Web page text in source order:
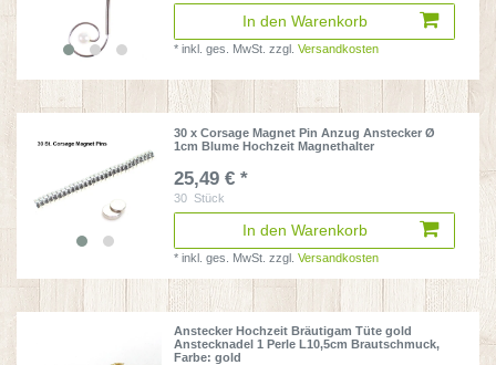
In den Warenkorb
*inkl. ges. MwSt. zzgl.Versandkosten
30 x Corsage Magnet Pin Anzug Anstecker Ø
1cm Blume Hochzeit Magnethalter
25,49 € *
30 Stück
In den Warenkorb
*inkl. ges. MwSt. zzgl.Versandkosten
Anstecker Hochzeit Bräutigam Tüte gold
Anstecknadel 1 Perle L10,5cm Brautschmuck,
Farbe: gold